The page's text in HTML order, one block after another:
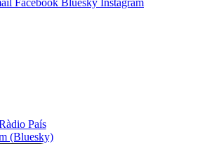
País
(Bluesky)